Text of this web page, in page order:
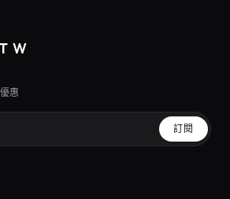
惠
訂閱